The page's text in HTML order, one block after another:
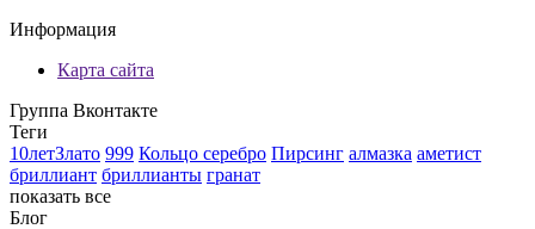
Информация
Карта сайта
Группа Вконтакте
Теги
10летЗлато 999 Кольцо серебро Пирсинг алмазка аметист
бриллиант бриллианты гранат
показать все
Блог